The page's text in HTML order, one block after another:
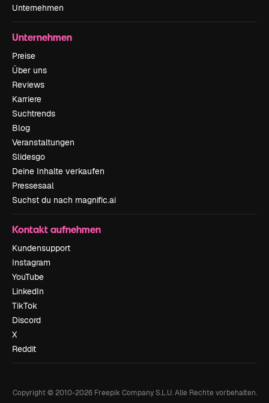
Unternehmen
Unternehmen
Preise
Über uns
Reviews
Karriere
Suchtrends
Blog
Veranstaltungen
Slidesgo
Deine Inhalte verkaufen
Pressesaal
Suchst du nach magnific.ai
Kontakt aufnehmen
Kundensupport
Instagram
YouTube
LinkedIn
TikTok
Discord
X
Reddit
Copyright © 2010-2026Freepik Company S.L.U. Alle Rechte vorbehalten.